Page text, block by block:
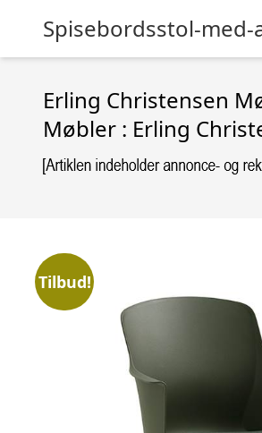
Spisebordsstol-
Erling Christensen
Møbler : Erling
Tilbud!